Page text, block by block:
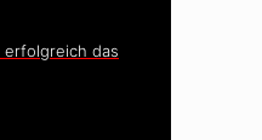
erfolgreich das